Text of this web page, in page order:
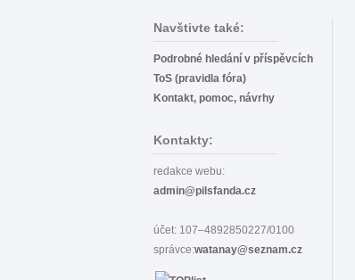
Navštivte také:
Podrobné hledání v příspěvcích
ToS (pravidla fóra)
Kontakt, pomoc, návrhy
Kontakty:
redakce webu:
admin@pilsfanda.cz
účet: 107–4892850227/0100
správce:watanay@seznam.cz